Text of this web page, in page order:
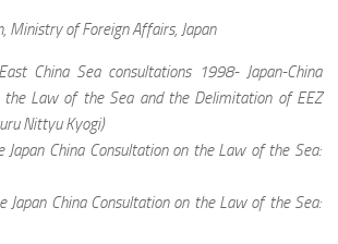
Ministry of Foreign Affairs, Japan
China Sea consultations 1998- Japan-China
the Law of the Sea and the Delimitation of EEZ
Nittyu Kyogi)
Japan China Consultation on the Law of the Sea:
Japan China Consultation on the Law of the Sea: